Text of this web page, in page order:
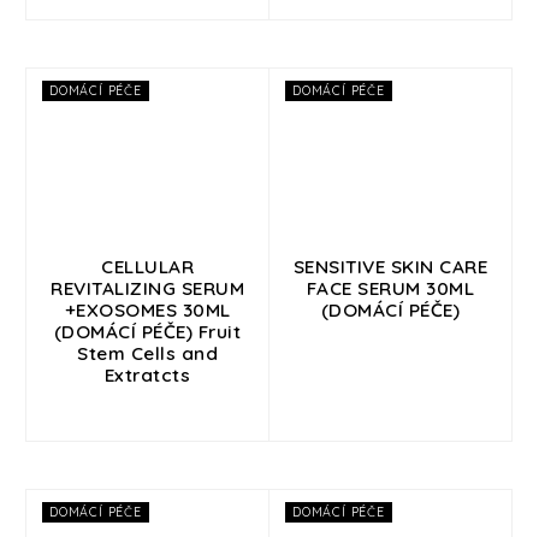
DOMÁCÍ PÉČE
CELLULAR
REVITALIZING SERUM
+EXOSOMES 30ML
(DOMÁCÍ PÉČE) Fruit
Stem Cells and
Extratcts
DOMÁCÍ PÉČE
SENSITIVE SKIN CARE
FACE SERUM 30ML
(DOMÁCÍ PÉČE)
DOMÁCÍ PÉČE DOMÁCÍ PÉČE